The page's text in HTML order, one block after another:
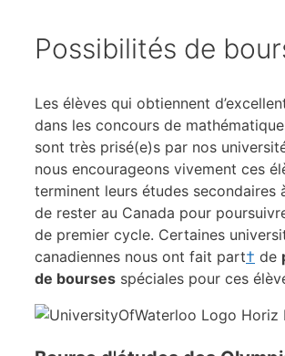
Possibilités de
Les élèves qui obtiennent
dans les concours de
sont très prisé(e)s par nos
nous encourageons vivement ces
terminent leurs études secondaires
de rester au Canada pour
de premier cycle. Certaines
canadiennes nous ont fait part† de
de bourses spéciales pour ces